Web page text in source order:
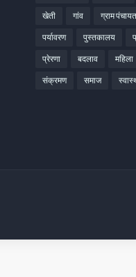
खेती गांव ग्राम पंचायत
पर्यावरण पुस्तकालय
प्रेरणा बदलाव महिला
संक्रमण समाज